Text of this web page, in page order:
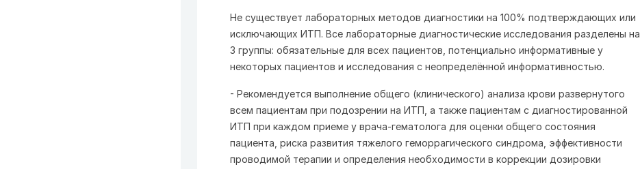
Не существует лабораторных методов диагностики на 100% подтверждающих или
исключающих ИТП. Все лабораторные диагностические исследования разделены на
3 группы: обязательные для всех пациентов, потенциально информативные у
некоторых пациентов и исследования с неопределённой информативностью.
- Рекомендуется выполнение общего (клинического) анализа крови развернутого
всем пациентам при подозрении на ИТП, а также пациентам с диагностированной
ИТП при каждом приеме у врача-гематолога для оценки общего состояния
пациента, риска развития тяжелого геморрагического синдрома, эффективности
проводимой терапии и определения необходимости в коррекции дозировки